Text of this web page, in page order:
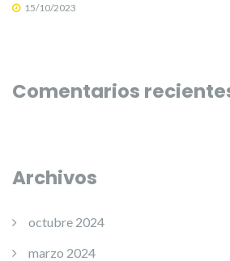
15/10/2023
Comentarios
Archivos
octubre 2024
marzo 2024